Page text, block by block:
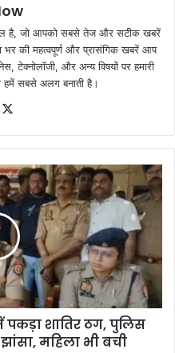
है, जो आपको सबसे तेज और सटीक खबरें
भर की महत्वपूर्ण और प्रासंगिक खबरें आप
टेक्नोलॉजी, और अन्य विषयों पर हमारी
हमें सबसे अलग बनाती है।
Website
शातिर ठग, पुलिस
महिला भी बची